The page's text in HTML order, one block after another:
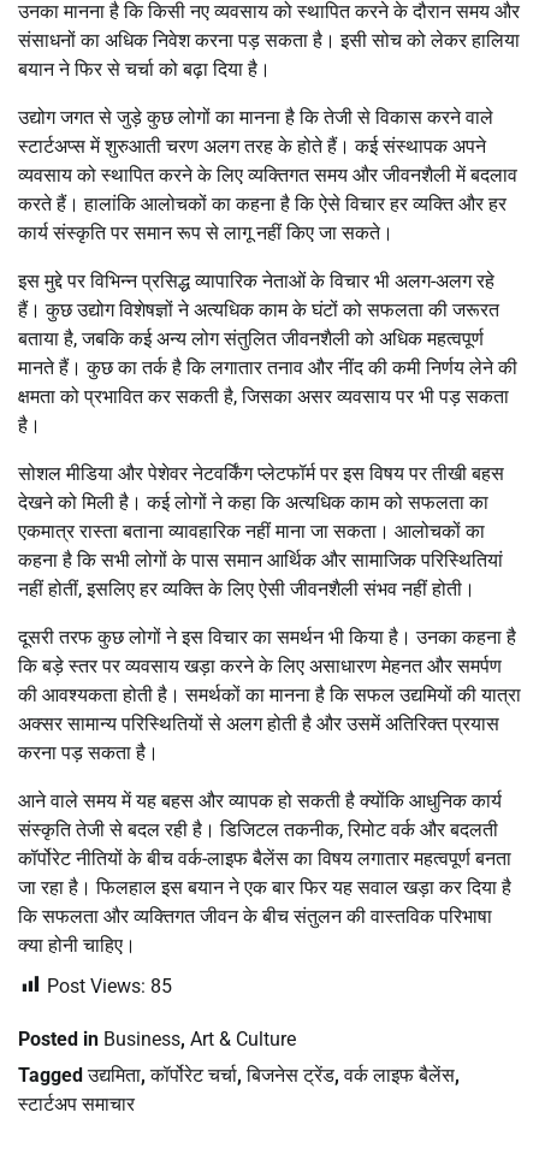
उनका मानना है कि किसी नए व्यवसाय को स्थापित करने के दौरान समय और
संसाधनों का अधिक निवेश करना पड़ सकता है। इसी सोच को लेकर हालिया
बयान ने फिर से चर्चा को बढ़ा दिया है।
उद्योग जगत से जुड़े कुछ लोगों का मानना है कि तेजी से विकास करने वाले
स्टार्टअप्स में शुरुआती चरण अलग तरह के होते हैं। कई संस्थापक अपने
व्यवसाय को स्थापित करने के लिए व्यक्तिगत समय और जीवनशैली में बदलाव
करते हैं। हालांकि आलोचकों का कहना है कि ऐसे विचार हर व्यक्ति और हर
कार्य संस्कृति पर समान रूप से लागू नहीं किए जा सकते।
इस मुद्दे पर विभिन्न प्रसिद्ध व्यापारिक नेताओं के विचार भी अलग-अलग रहे
हैं। कुछ उद्योग विशेषज्ञों ने अत्यधिक काम के घंटों को सफलता की जरूरत
बताया है, जबकि कई अन्य लोग संतुलित जीवनशैली को अधिक महत्वपूर्ण
मानते हैं। कुछ का तर्क है कि लगातार तनाव और नींद की कमी निर्णय लेने की
क्षमता को प्रभावित कर सकती है, जिसका असर व्यवसाय पर भी पड़ सकता
है।
सोशल मीडिया और पेशेवर नेटवर्किंग प्लेटफॉर्म पर इस विषय पर तीखी बहस
देखने को मिली है। कई लोगों ने कहा कि अत्यधिक काम को सफलता का
एकमात्र रास्ता बताना व्यावहारिक नहीं माना जा सकता। आलोचकों का
कहना है कि सभी लोगों के पास समान आर्थिक और सामाजिक परिस्थितियां
नहीं होतीं, इसलिए हर व्यक्ति के लिए ऐसी जीवनशैली संभव नहीं होती।
दूसरी तरफ कुछ लोगों ने इस विचार का समर्थन भी किया है। उनका कहना है
कि बड़े स्तर पर व्यवसाय खड़ा करने के लिए असाधारण मेहनत और समर्पण
की आवश्यकता होती है। समर्थकों का मानना है कि सफल उद्यमियों की यात्रा
अक्सर सामान्य परिस्थितियों से अलग होती है और उसमें अतिरिक्त प्रयास
करना पड़ सकता है।
आने वाले समय में यह बहस और व्यापक हो सकती है क्योंकि आधुनिक कार्य
संस्कृति तेजी से बदल रही है। डिजिटल तकनीक, रिमोट वर्क और बदलती
कॉर्पोरेट नीतियों के बीच वर्क-लाइफ बैलेंस का विषय लगातार महत्वपूर्ण बनता
जा रहा है। फिलहाल इस बयान ने एक बार फिर यह सवाल खड़ा कर दिया है
कि सफलता और व्यक्तिगत जीवन के बीच संतुलन की वास्तविक परिभाषा
क्या होनी चाहिए।
Post Views: 85
Posted in Business, Art & Culture
Taggedउद्यमिता,कॉर्पोरेट चर्चा,बिजनेस ट्रेंड,वर्क लाइफ बैलेंस,
स्टार्टअप समाचार